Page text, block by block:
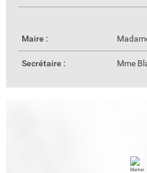
Maire :
Secrétaire : Mme